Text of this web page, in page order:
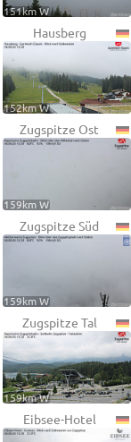
151km W
Hausberg
152km W
Zugspitze Ost
159km W
Zugspitze Süd
159km W
Zugspitze Tal
159km W
Eibsee-Hotel